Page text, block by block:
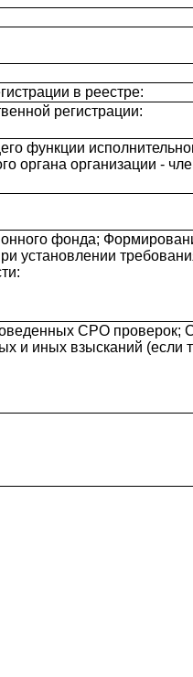
в реестре:
регистрации:
функции
органа организации -
фонда;
установлении
СРО проверок;
и иных взысканий (если